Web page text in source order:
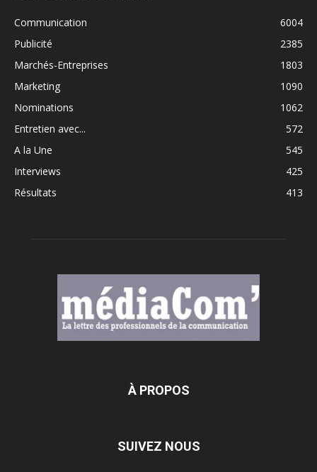
Communication
6004
Publicité
2385
Marchés-Entreprises
1803
Marketing
1090
Nominations
1062
Entretien avec...
572
A la Une
545
Interviews
425
Résultats
413
À PROPOS
SUIVEZ NOUS